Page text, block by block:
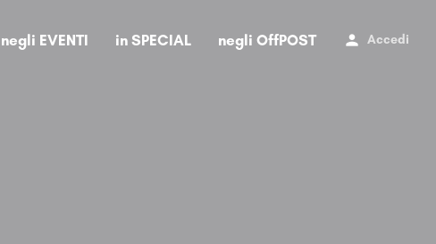
negli EVENTI in SPECIAL negli OffPOST Accedi